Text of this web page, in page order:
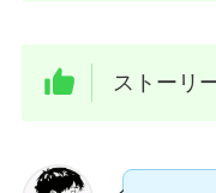
ストーリ